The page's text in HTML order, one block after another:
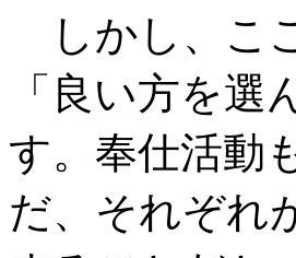
しかし、こ
「良い方を
す。奉仕活動
だ、それぞれ